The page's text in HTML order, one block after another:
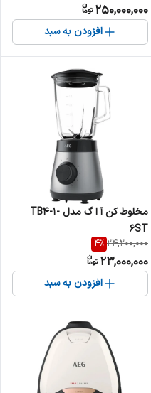
250,000,000
افزودن به سبد
مخلوط کن آ ا گ مدل TB4-1-
6ST
24,200,000
4%
23,000,000
افزودن به سبد